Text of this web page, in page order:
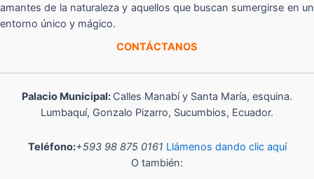
amantes de la naturaleza y aquellos que buscan sumergirse en un
entorno único y mágico.
CONTÁCTANOS
Palacio Municipal: Calles Manabí y Santa María, esquina.
Lumbaquí, Gonzalo Pizarro, Sucumbios, Ecuador.
Teléfono:+593 98 875 0161 Llámenos dando clic aquí
O también: